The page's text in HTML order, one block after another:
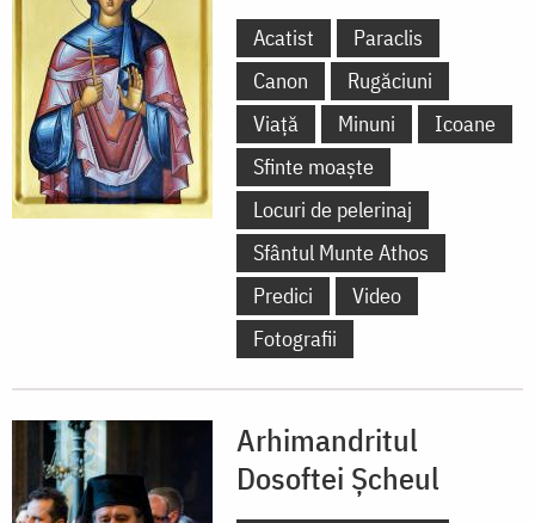
Acatist
Paraclis
Canon
Rugăciuni
Viață
Minuni
Icoane
Sfinte moaște
Locuri de pelerinaj
Sfântul Munte Athos
Predici
Video
Fotografii
Arhimandritul
Dosoftei Șcheul